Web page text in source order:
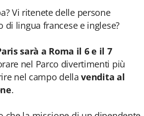
Vi ritenete delle persone
lingua francese e inglese?
sarà a Roma il 6 e il 7
nel Parco divertimenti più
nel campo dellavendita al
.